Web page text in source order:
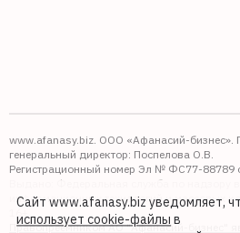
www.afanasy.biz. ООО «Афанасий-бизнес».
генеральный директор: Поспелова О.В.
Регистрационный номер Эл № ФС77-88789
Выдано: Федеральная служба по надзору в
информационных технологий и массовых
Правопреемником АО "Афанасий-бизнес"
Сайт www.afanasy.biz уведомляет,
использует cookie-файлы в